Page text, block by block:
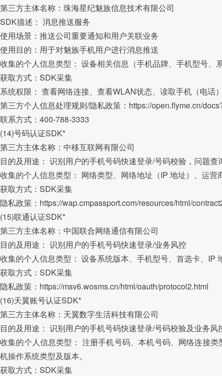
第三方主体名称：珠海星纪魅族信息技术有限公司
SDK描述： 消息推送服务
使用场景：推送公司重要通知和用户关联业务
使用目的：用于对魅族手机用户进行消息推送
收集的个人信息类型： 设备相关信息（手机品牌、手机型号
获取方式：SDK采集
系统权限： 查看网络连接、查看WLAN状态、读取手机（电话
第三方个人信息处理规则/隐私政策：https://open.flyme.cn/
联系方式：400-788-3333
(14)号码认证SDK*
第三方主体名称：中移互联网有限公司
目的及用途： 识别⽤户的⼿机号码快速登录/号码校验，问题查
收集的个人信息类型： 网络类型、网络地址（IP 地址）、运
获取方式：SDK采集
隐私政策：https://wap.cmpassport.com/resources/html/
(15)联通认证SDK*
第三方主体名称：中国联合网络通信有限公司
目的及用途： 识别⽤户的⼿机号码快速登录/业务风控
收集的个人信息类型： 设备系统版本、手机型号、首选卡、IP
获取方式：SDK采集
隐私政策：https://msv6.wosms.cn/html/oauth/protocol2.html
(16)天翼账号认证SDK*
第三方主体名称：天翼数字生活科技有限公司
目的及用途： 识别⽤户的⼿机号码快速登录/号码校验及业务风
收集的个人信息类型： 注册手机号码、本机号码、网络连接
机操作系统类型及版本。
获取方式：SDK采集